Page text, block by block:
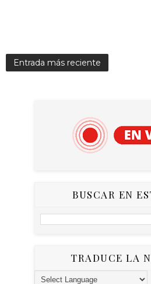
Entrada más reciente
BUSCAR EN
TRADUCE LA